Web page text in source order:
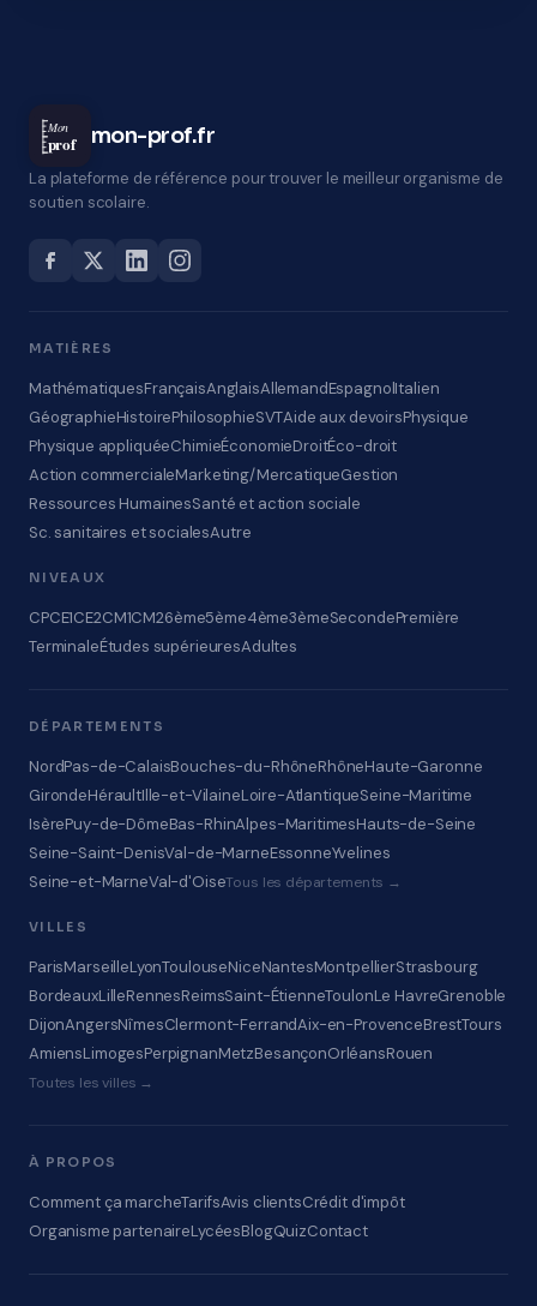
Mon
prof mon-prof.fr
La plateforme de référence pour trouver le meilleur organisme de
soutien scolaire.
MATIÈRES
MathématiquesFrançaisAnglaisAllemandEspagnolItalien
GéographieHistoirePhilosophieSVTAide aux devoirsPhysique
Physique appliquéeChimieÉconomieDroitÉco-droit
Action commercialeMarketing/MercatiqueGestion
Ressources HumainesSanté et action sociale
Sc. sanitaires et socialesAutre
NIVEAUX
CPCE1CE2CM1CM26ème5ème4ème3èmeSecondePremière
TerminaleÉtudes supérieuresAdultes
DÉPARTEMENTS
NordPas-de-CalaisBouches-du-RhôneRhôneHaute-Garonne
GirondeHéraultIlle-et-VilaineLoire-AtlantiqueSeine-Maritime
IsèrePuy-de-DômeBas-RhinAlpes-MaritimesHauts-de-Seine
Seine-Saint-DenisVal-de-MarneEssonneYvelines
Seine-et-MarneVal-d'OiseTous les départements →
VILLES
ParisMarseilleLyonToulouseNiceNantesMontpellierStrasbourg
BordeauxLilleRennesReimsSaint-ÉtienneToulonLe HavreGrenoble
DijonAngersNîmesClermont-FerrandAix-en-ProvenceBrestTours
AmiensLimogesPerpignanMetzBesançonOrléansRouen
Toutes les villes →
À PROPOS
Comment ça marcheTarifsAvis clientsCrédit d'impôt
Organisme partenaireLycéesBlogQuizContact